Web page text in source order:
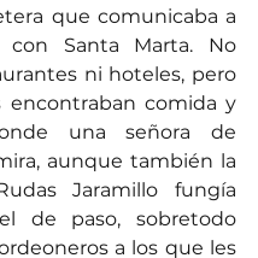
que comunicaba a
con Santa Marta. No
ni hoteles, pero
encontraban comida y
una señora de
aunque también la
Jaramillo fungía
de paso, sobretodo
a los que les